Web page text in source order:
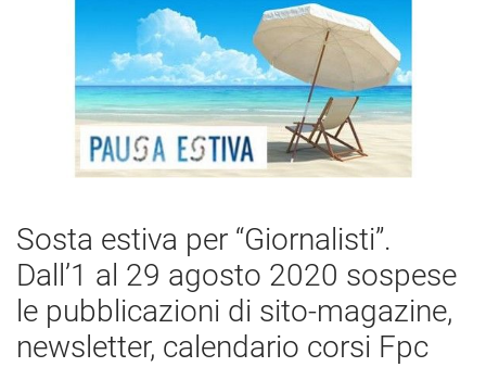
Sosta estiva per “Giornalisti”.
Dall’1 al 29 agosto 2020 sospese
le pubblicazioni di sito-magazine,
newsletter, calendario corsi Fpc